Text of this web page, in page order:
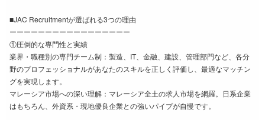
■JAC Recruitmentが選ばれる3つの理由
ーーーーーーーーーーーーーーーーー
①圧倒的な専門性と実績
業界・職種別の専門チーム制：製造、IT、金融、建設、管理部門など、各分
野のプロフェッショナルがあなたのスキルを正しく評価し、最適なマッチン
グを実現します。
マレーシア市場への深い理解：マレーシア全土の求人市場を網羅。日系企業
はもちろん、外資系・現地優良企業との強いパイプが自慢です。